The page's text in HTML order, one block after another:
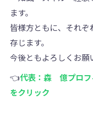
ます。
皆様方ともに、それぞ
存じます。
今後ともよろしくお願
👈代表：森 億プロフ
をクリック